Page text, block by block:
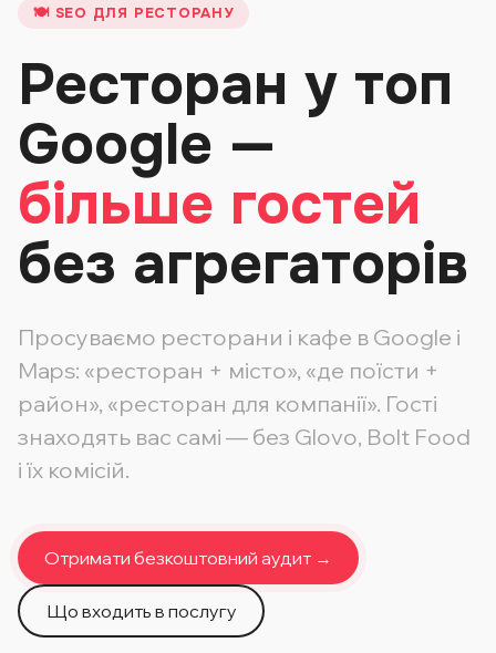
🍽️ SEO ДЛЯ РЕСТОРАНУ
Ресторан у топ
Google —
більше гостей
без агрегаторів
Просуваємо ресторани і кафе в Google і
Maps: «ресторан + місто», «де поїсти +
район», «ресторан для компанії». Гості
знаходять вас самі — без Glovo, Bolt Food
і їх комісій.
Отримати безкоштовний аудит →
Що входить в послугу